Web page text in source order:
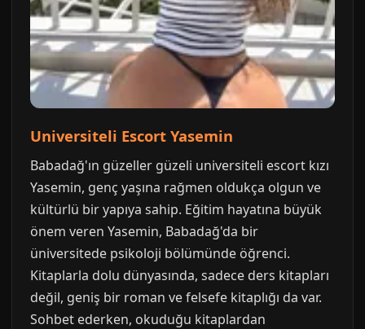
Universiteli Escort Yasemin
Babadağ'ın güzeller güzeli universiteli escort kızı
Yasemin, genç yaşına rağmen oldukça olgun ve
kültürlü bir yapıya sahip. Eğitim hayatına büyük
önem veren Yasemin, Babadağ'da bir
üniversitede psikoloji bölümünde öğrenci.
Kitaplarla dolu dünyasında, sadece ders kitapları
değil, geniş bir roman ve felsefe kitaplığı da var.
Sohbet ederken, okuduğu kitaplardan